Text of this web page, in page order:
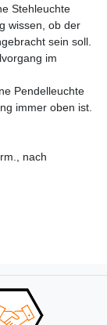
Stehleuchte
wissen, ob der
sein soll.
im
Pendelleuchte
immer oben ist.
nach